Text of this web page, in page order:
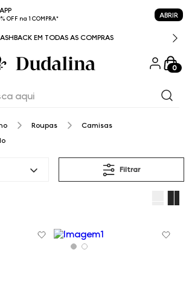
OFF na 1 COMPRA* ABRIR
EM TODAS AS COMPRAS
0
Roupas
Camisas
Filtrar